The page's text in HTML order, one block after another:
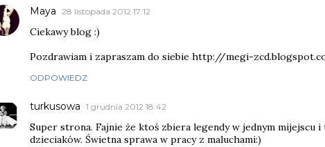
Maya 28 listopada 2012 17:12
Ciekawy blog :)
Pozdrawiam i zapraszam do siebie http://megi-
ODPOWIEDZ
turkusowa 1 grudnia 2012 18:42
Super strona. Fajnie że ktoś zbiera legendy w jednym mijejscu
dzieciaków. Świetna sprawa w pracy z maluchami:)